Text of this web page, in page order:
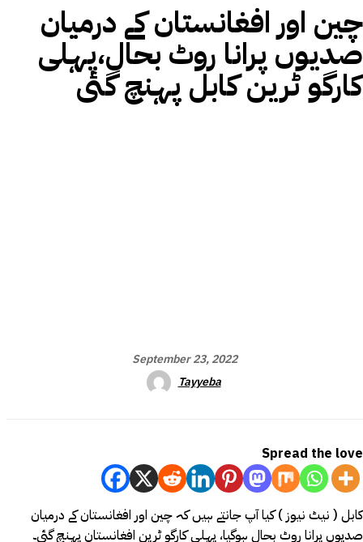
چین اور افغانستان کے درمیان
صدیوں پرانا روٹ بحال،پہلی
کارگو ٹرین کابل پہنچ گئی
September 23, 2022
Tayyeba
Spread the love
کابل ( نیٹ نیوز ) کیا آپ جانتے ہیں کہ چین اور افغانستان کے درمیان
صدیوں پرانا روٹ بحال ہوگیا، پہلی کارگو ٹرین افغانستان پہنچ گئی۔